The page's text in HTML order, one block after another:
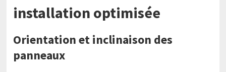
installation optimisée
Orientation et inclinaison des
panneaux